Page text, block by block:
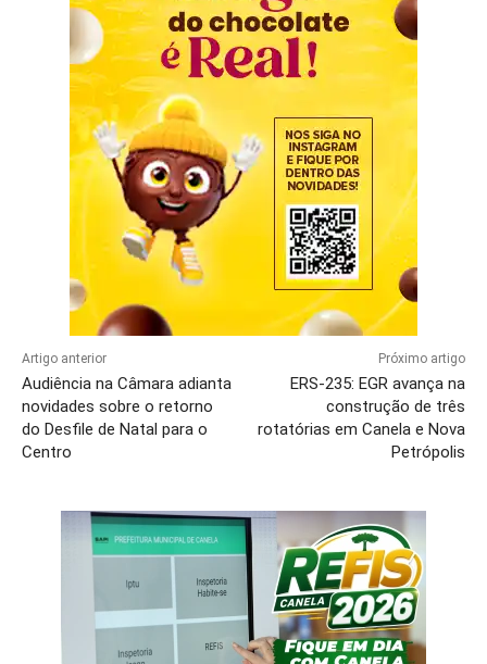
Artigo anterior
Audiência na Câmara adianta
novidades sobre o retorno
do Desfile de Natal para o
Centro
Próximo artigo
ERS-235: EGR avança na
construção de três
rotatórias em Canela e Nova
Petrópolis